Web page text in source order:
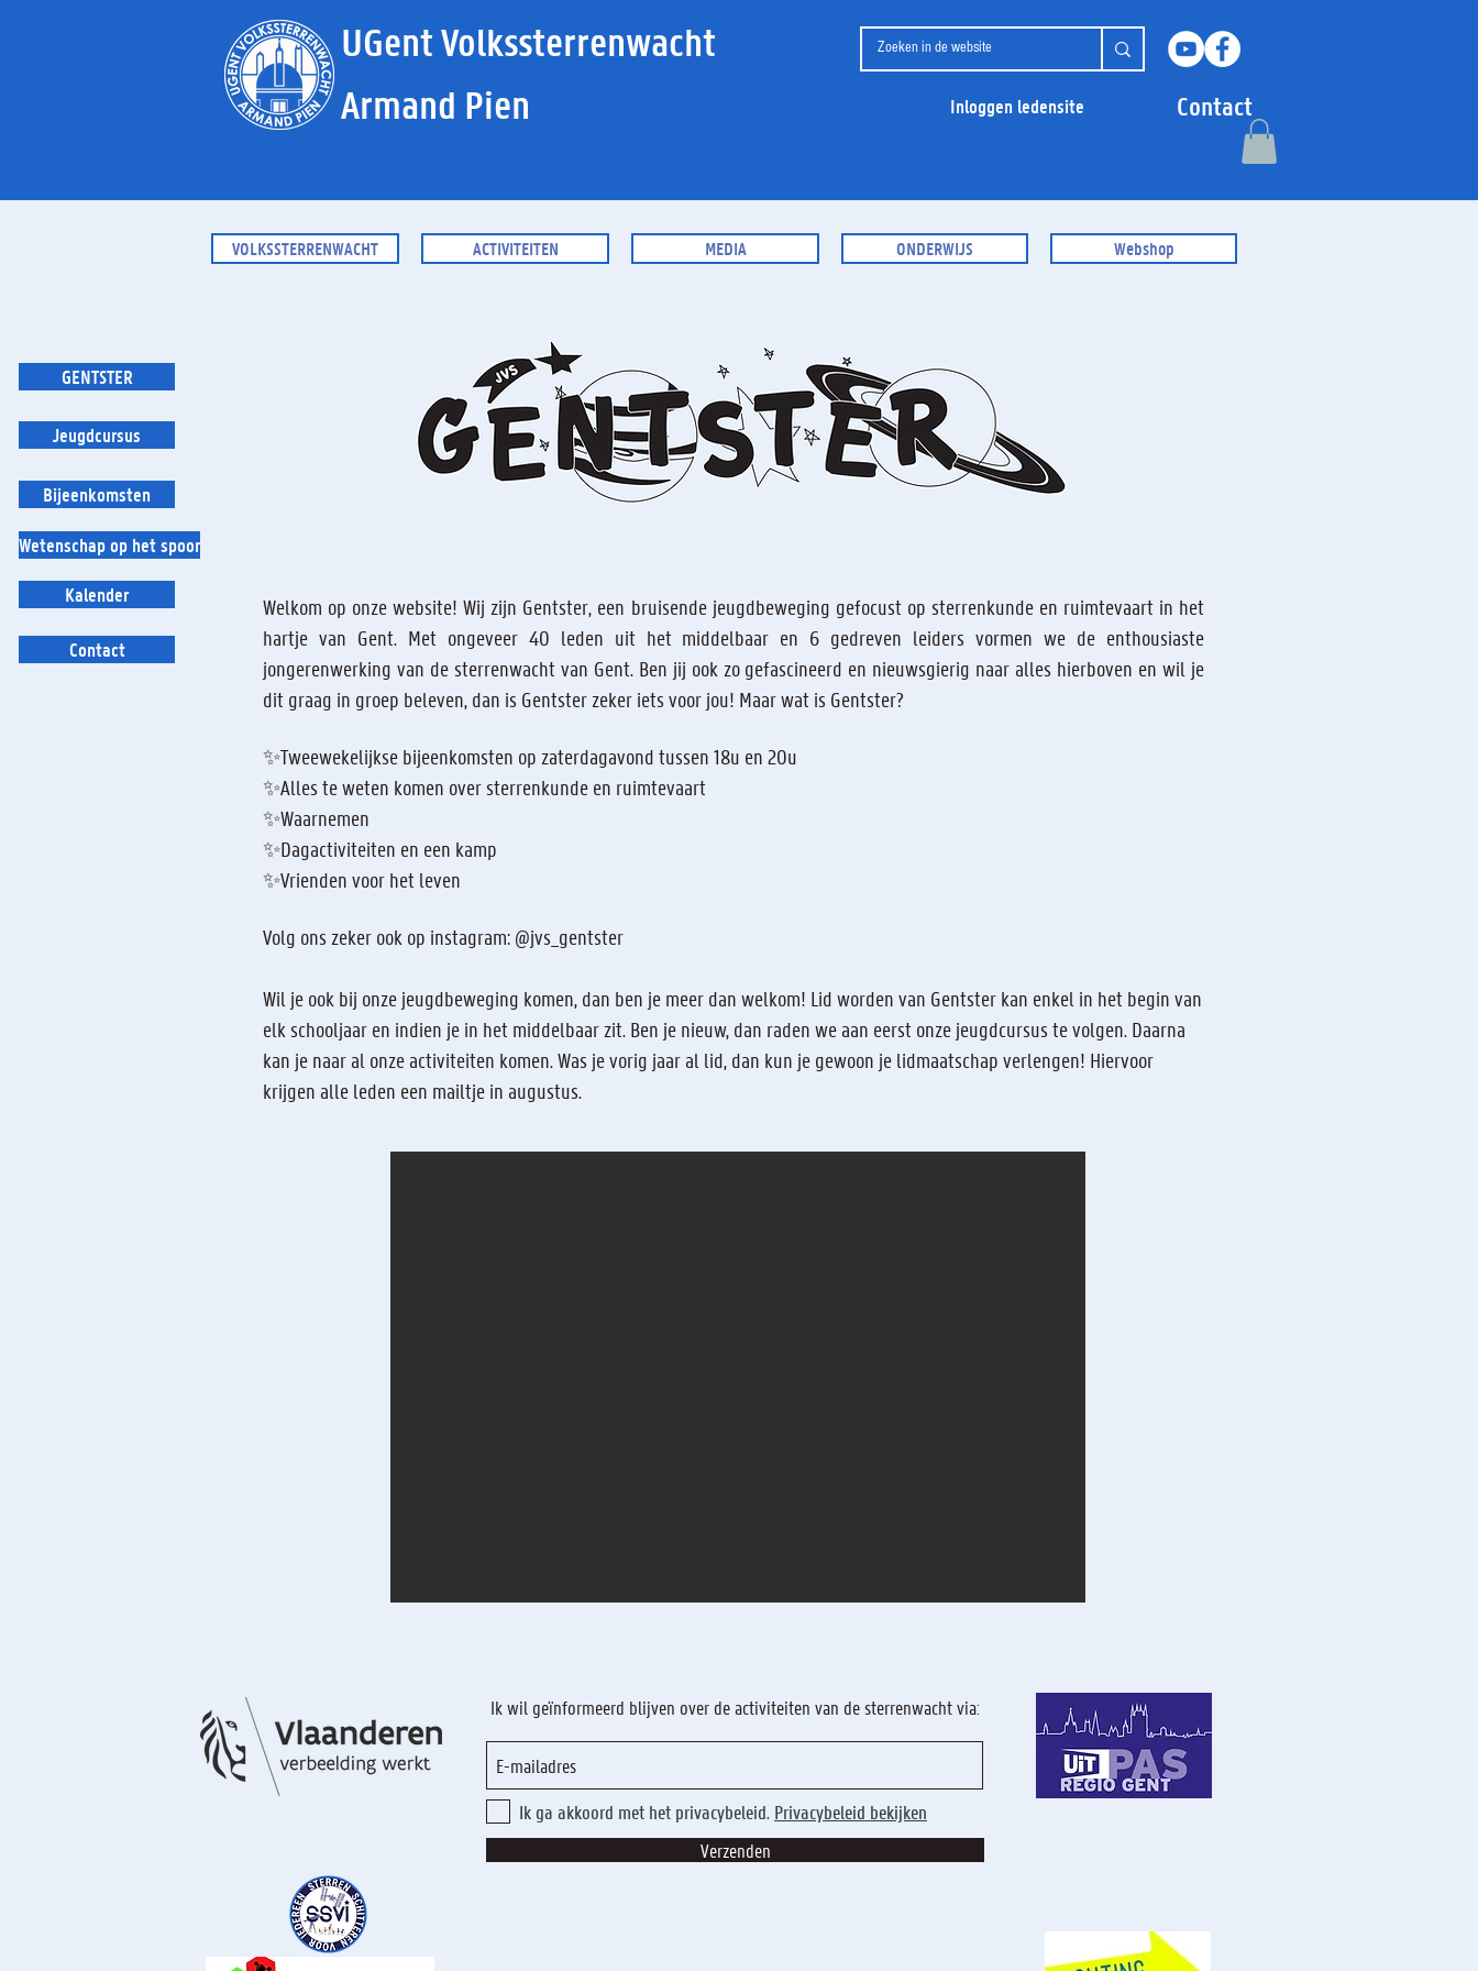
UGent Volkssterrenwacht
Armand Pien
Inloggen ledensite Contact
VOLKSSTERRENWACHT ACTIVITEITEN MEDIA ONDERWIJS Webshop
Voor de jeugd
maken heeft met de ruimte? Dan kan je terecht bij de Gentsters,
Meer informatie
GENTSTER
Jeugdcursus
Bijeenkomsten
Wetenschap op het spoor
Kalender
Contact
Welkom op onze website! Wij zijn Gentster, een bruisende jeugdbeweging gefocust op sterrenkunde en ruimtevaart in het
hartje van Gent. Met ongeveer 40 leden uit het middelbaar en 6 gedreven leiders vormen we de enthousiaste
jongerenwerking van de sterrenwacht van Gent. Ben jij ook zo gefascineerd en nieuwsgierig naar alles hierboven en wil je
dit graag in groep beleven, dan is Gentster zeker iets voor jou! Maar wat is Gentster?
✨Tweewekelijkse bijeenkomsten op zaterdagavond tussen 18u en 20u
✨Alles te weten komen over sterrenkunde en ruimtevaart
✨Waarnemen
✨Dagactiviteiten en een kamp
✨Vrienden voor het leven
Volg ons zeker ook op instagram: @jvs_gentster
Wil je ook bij onze jeugdbeweging komen, dan ben je meer dan welkom! Lid worden van Gentster kan enkel in het begin van
elk schooljaar en indien je in het middelbaar zit. Ben je nieuw, dan raden we aan eerst onze jeugdcursus te volgen. Daarna
kan je naar al onze activiteiten komen. Was je vorig jaar al lid, dan kun je gewoon je lidmaatschap verlengen! Hiervoor
krijgen alle leden een mailtje in augustus.
Ik wil geïnformeerd blijven over de activiteiten van de sterrenwacht via:
Ik ga akkoord met het privacybeleid. Privacybeleid bekijken
Verzenden